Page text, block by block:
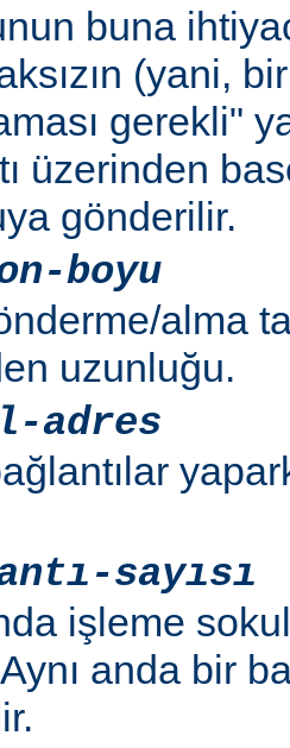
buna
(yani,
gerekli"
üzerinden
gönderilir.
boyu
alma
uzunluğu.
adres
sayısı
işleme
Aynı anda bir